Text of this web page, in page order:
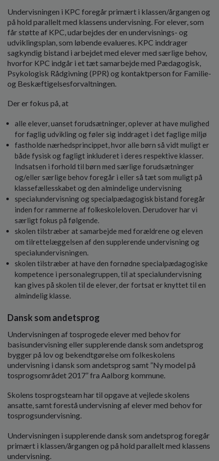
Undervisningen i KPC foregår primært i klassen/årgangen og
på hold parallelt med klassens undervisning. For elever, som
får støtte af KPC, udarbejdes der en undervisnings- og
udviklingsplan, som løbende evalueres. KPC inddrager
sagkyndig bistand i arbejdet med elever med særlige behov,
hvorfor KPC indgår i et tæt samarbejde med Pædagogisk,
Psykologisk Rådgivning (PPR) og kontaktperson for Familie-
og Beskæftigelsesforvaltningen.
Der er fokus på, at
alle elever, uanset forudsætninger, oplever at have mulighed
for faglig udvikling og føler sig inddraget i det faglige miljø
fastholde nærhedsprincippet, hvor alle børn så vidt muligt er
både fysisk og fagligt inkluderet i deres respektive klasser.
Indsatsen i forhold til børn med særlige forudsætninger
og/eller særlige behov foregår i eller så tæt som muligt på
klassefællesskabet og den almindelige undervisning
specialundervisning og specialpædagogisk bistand foregår
inden for rammerne af folkeskoleloven. Derudover har vi
særligt fokus på følgende.
skolen tilstræber at samarbejde med forældrene og eleven
om tilrettelæggelsen af den supplerende undervisning og
specialundervisningen.
skolen tilstræber at have den fornødne specialpædagogiske
kompetence i personalegruppen, til at specialundervisning
kan gives på skolen til de elever, der fortsat er knyttet til en
almindelig klasse.
Dansk som andetsprog
Undervisningen af tosprogede elever med behov for
basisundervisning eller supplerende dansk som andetsprog
bygger på lov og bekendtgørelse om folkeskolens
undervisning i dansk som andetsprog samt ”Ny model på
tosprogsområdet 2017” fra Aalborg kommune.
Skolens tosprogsteam har til opgave at vejlede skolens
ansatte, samt forestå undervisning af elever med behov for
tosprogsundervisning.
Undervisningen i supplerende dansk som andetsprog foregår
primært i klassen/årgangen og på hold parallelt med klassens
undervisning.